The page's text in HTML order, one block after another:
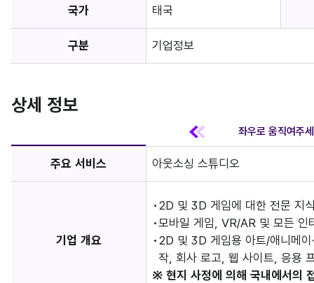
국가 태국
구분 기업정보
상세 정보
주요 서비스 아웃소싱 스튜디오
기업 개요
2D 및 3D 게임에 대한 전문 지
모바일 게임, VR/AR 및 모든 인
2D 및 3D 게임용 아트/애니메
작, 회사 로고, 웹 사이트, 응용
※ 현지 사정에 의해 국내에서의